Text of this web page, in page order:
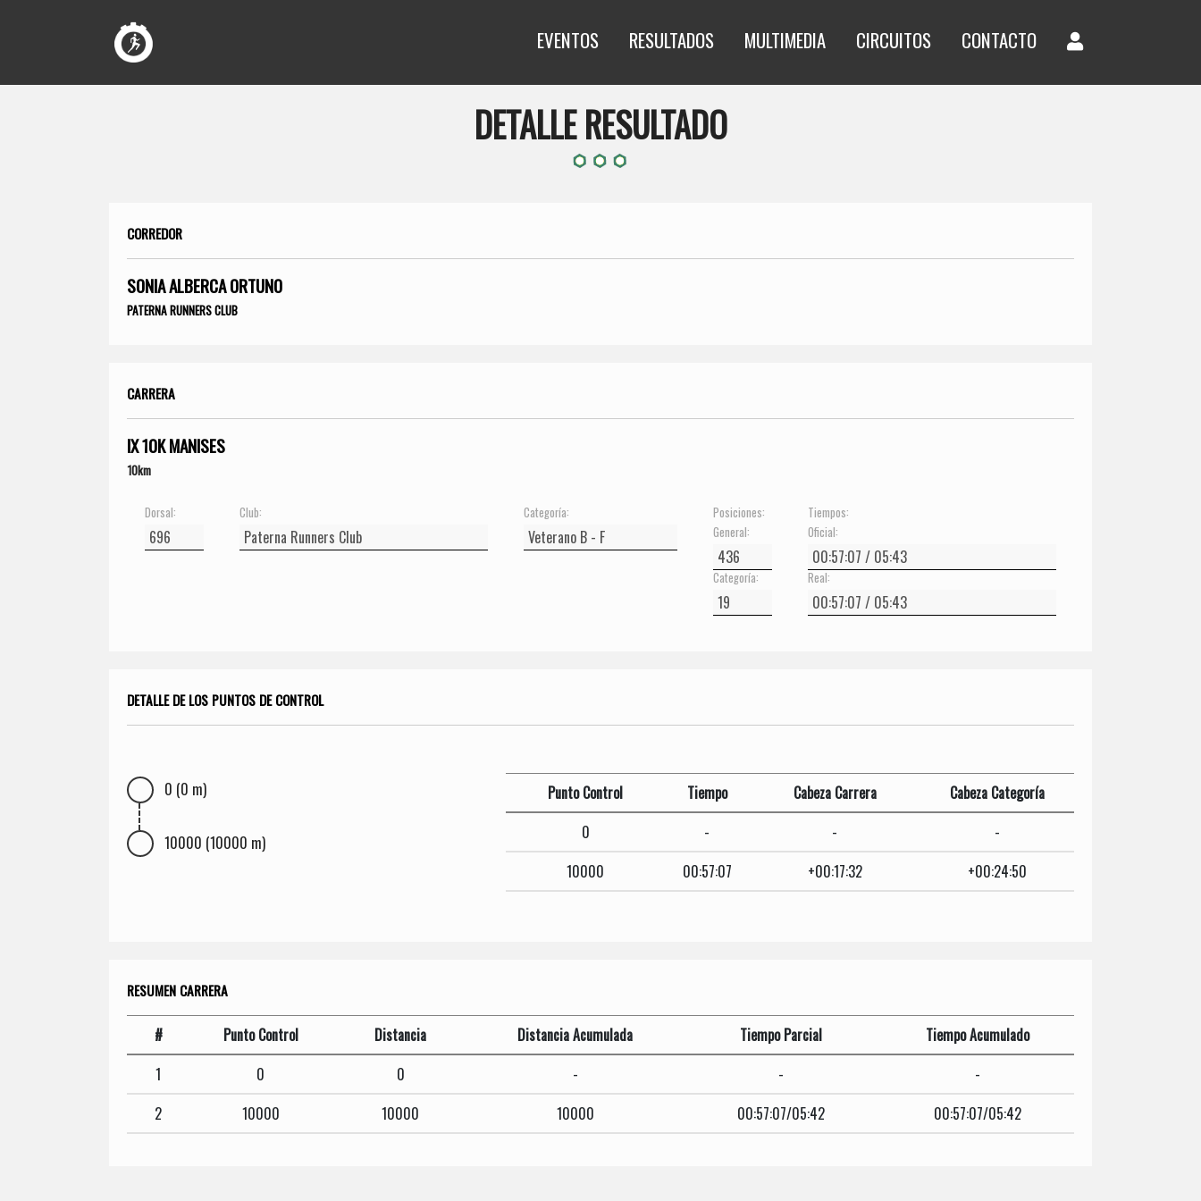
EVENTOS RESULTADOS MULTIMEDIA CIRCUITOS CONTACTO
DETALLE RESULTADO
CORREDOR
SONIA ALBERCA ORTUNO
PATERNA RUNNERS CLUB
CARRERA
IX 10K MANISES
10km
Dorsal: Club: Categoría:
Posiciones:
General:
Categoría:
Tiempos:
Oficial:
Real:
DETALLE DE LOS PUNTOS DE CONTROL
0 (0 m)
10000 (10000 m)
Punto Control Tiempo Cabeza Carrera
Cabeza Categoría
0
- -
-
10000
00:57:07 +00:17:32 +00:24:50
RESUMEN CARRERA
# Punto Control Distancia Distancia Acumulada Tiempo Parcial
Tiempo Acumulado
1
0 0 - -
-
2
10000 10000 10000 00:57:07/05:42 00:57:07/05:42